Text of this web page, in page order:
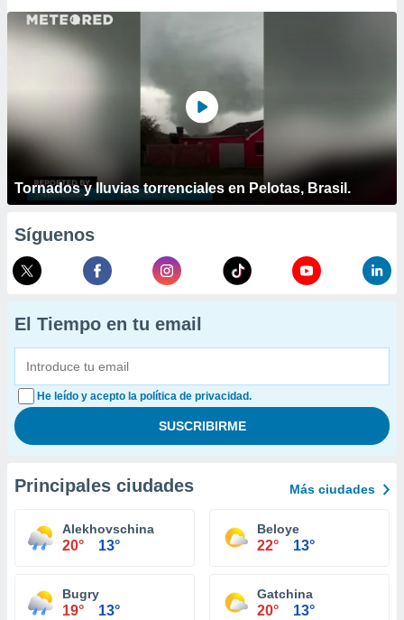
Tornados y lluvias torrenciales en Pelotas, Brasil.
Síguenos
El Tiempo en tu email
He leído y acepto la política de privacidad.
Principales ciudades Más ciudades
Alekhovschina
20° 13°
Beloye
22° 13°
Bugry
19° 13°
Gatchina
20° 13°